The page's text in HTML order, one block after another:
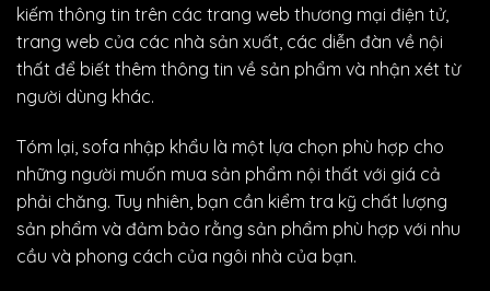
kiếm thông tin trên các trang web thương mại điện tử,
trang web của các nhà sản xuất, các diễn đàn về nội
thất để biết thêm thông tin về sản phẩm và nhận xét từ
người dùng khác.
Tóm lại, sofa nhập khẩu là một lựa chọn phù hợp cho
những người muốn mua sản phẩm nội thất với giá cả
phải chăng. Tuy nhiên, bạn cần kiểm tra kỹ chất lượng
sản phẩm và đảm bảo rằng sản phẩm phù hợp với nhu
cầu và phong cách của ngôi nhà của bạn.